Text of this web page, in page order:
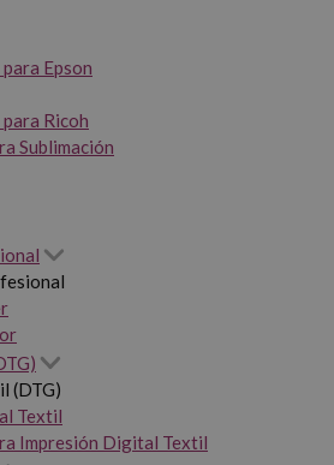
Epson
Ricoh
Sublimación
(DTG)
Textil
Impresión Digital Textil